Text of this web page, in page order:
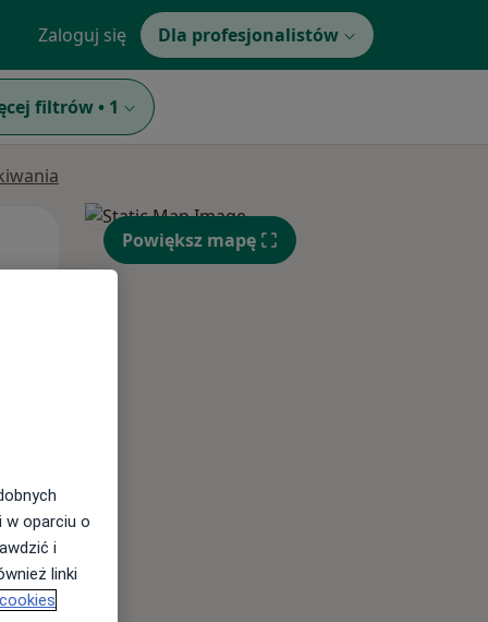
Zaloguj się Dla profesjonalistów
filtrów • 1
Pt, Sob,
Czw,
13 Sie
Powiększ mapę
w oparciu o
i
linki